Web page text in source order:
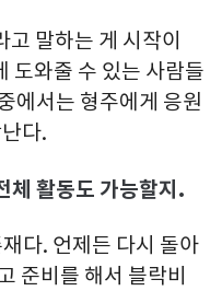
말하는 게 시작이
도와줄 수 있는 사람들
에서는 형주에게 응원
다.
체 활동도 가능할지.
다. 언제든 다시 돌아
준비를 해서 블락비